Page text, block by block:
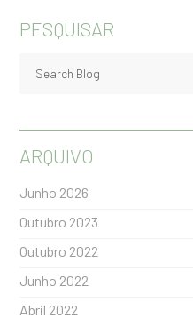
PESQUISAR
ARQUIVO
Junho 2026
Outubro 2023
Outubro 2022
Junho 2022
Abril 2022